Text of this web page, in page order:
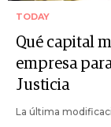
TODAY
Qué capital
empresa
Justicia
La última